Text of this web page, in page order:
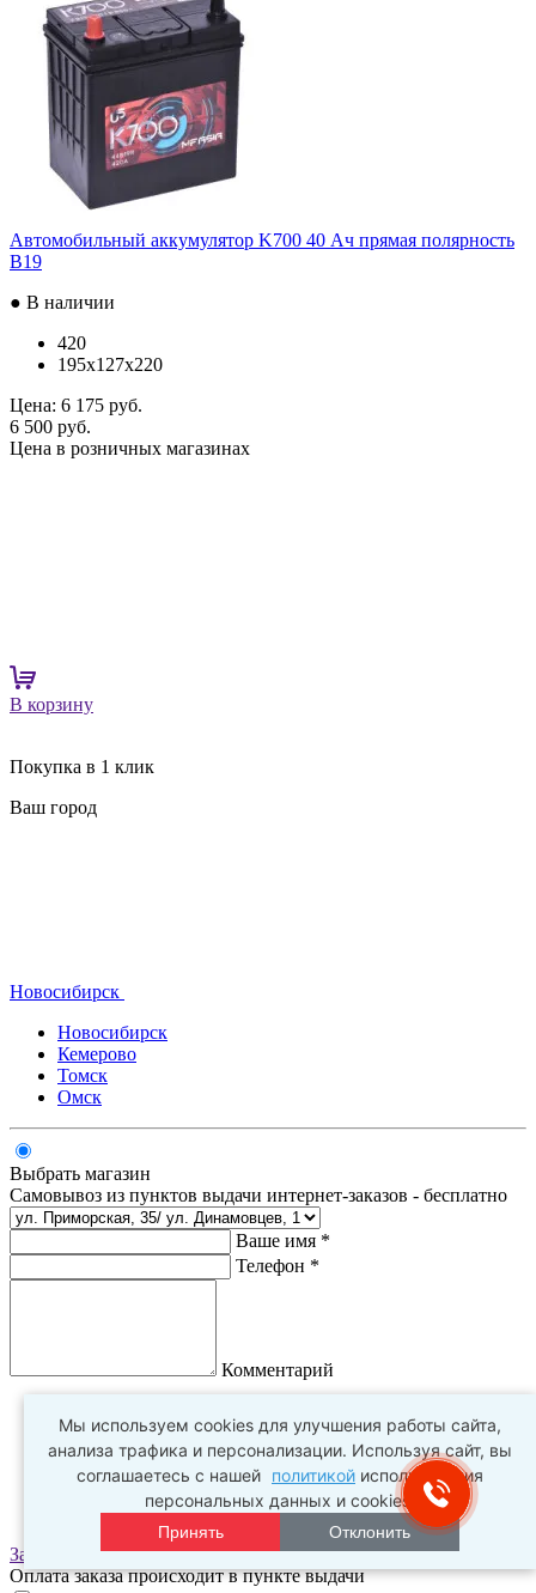
Автомобильный аккумулятор K700 40 Ач прямая полярность
B19
● В наличии
420
195x127x220
Цена: 6 175 руб.
6 500 руб.
Цена в розничных магазинах
В корзину
Покупка в 1 клик
Ваш город
Новосибирск
Новосибирск
Кемерово
Томск
Омск
Выбрать магазин
Самовывоз из пунктов выдачи интернет-заказов - бесплатно
Ваше имя *
Телефон *
Комментарий
Заказать
Оплата заказа происходит в пункте выдачи
Мы используем cookies для улучшения работы сайта,
анализа трафика и персонализации. Используя сайт, вы
соглашаетесь с нашей политикой использования
персональных данных и cookies.
Принять Отклонить